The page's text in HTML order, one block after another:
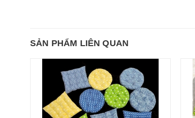
SẢN PHẨM LIÊN QUAN